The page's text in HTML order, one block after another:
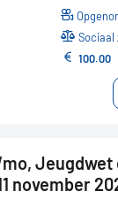
100.00
Jeugdwet
november